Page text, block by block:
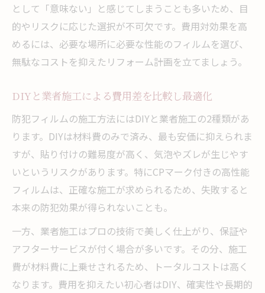
として「意味ない」と感じてしまうことも多いため、目
的やリスクに応じた選択が不可欠です。費用対効果を高
めるには、必要な場所に必要な性能のフィルムを選び、
無駄なコストを抑えたリフォーム計画を立てましょう。
DIYと業者施工による費用差を比較し最適化
防犯フィルムの施工方法にはDIYと業者施工の2種類があ
ります。DIYは材料費のみで済み、最も安価に抑えられま
すが、貼り付けの難易度が高く、気泡やズレが生じやす
いというリスクがあります。特にCPマーク付きの高性能
フィルムは、正確な施工が求められるため、失敗すると
本来の防犯効果が得られないことも。
一方、業者施工はプロの技術で美しく仕上がり、保証や
アフターサービスが付く場合が多いです。その分、施工
費が材料費に上乗せされるため、トータルコストは高く
なります。費用を抑えたい初心者はDIY、確実性や長期的